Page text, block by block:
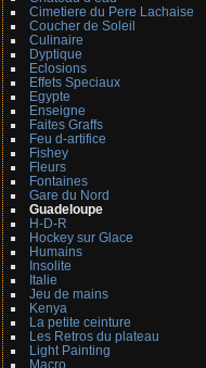
Cimetiere du Pere Lachaise
Coucher de Soleil
Culinaire
Dyptique
Eclosions
Effets Speciaux
Egypte
Enseigne
Faites Graffs
Feu d-artifice
Fishey
Fleurs
Fontaines
Gare du Nord
Guadeloupe
H-D-R
Hockey sur Glace
Humains
Insolite
Italie
Jeu de mains
Kenya
La petite ceinture
Les Retros du plateau
Light Painting
Macro